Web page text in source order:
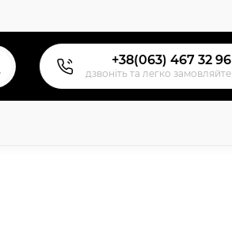
+38(063) 467 32 96
дзвонiть та легко замовляйте